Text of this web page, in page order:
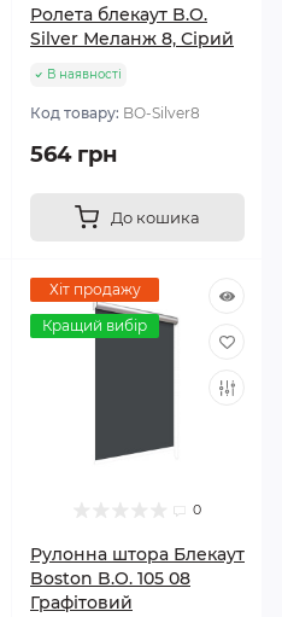
Ролета блекаут B.O.
Silver Меланж 8, Сірий
В наявності
Код товару: BО-Silver8
564 грн
До кошика
Хіт продажу
Кращий вибір
0
Рулонна штора Блекаут
Boston B.O. 105 08
Графітовий